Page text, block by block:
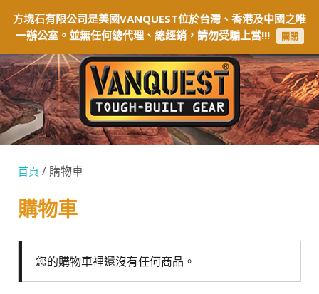
方塊石有限公司是美國VANQUEST位於台灣、香港及中國之唯
一辦公室。並無任何總代理、總經銷，請勿受騙上當!!!
關閉
首頁 / 購物車
購物車
您的購物車裡還沒有任何商品。